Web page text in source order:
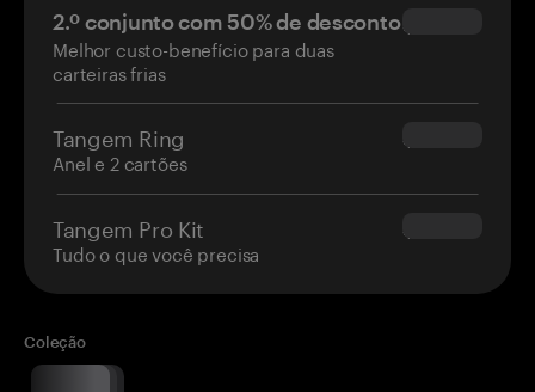
2.º conjunto com 50% de desconto
Melhor custo-benefício para duas
carteiras frias
$34.95
Tangem Ring
Anel e 2 cartões
$160.00
Tangem Pro Kit
Tudo o que você precisa
$180.00
Coleção